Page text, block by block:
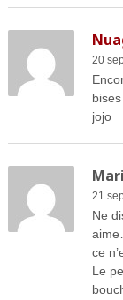
20
bises
jojo
21
Ne
ce
Le